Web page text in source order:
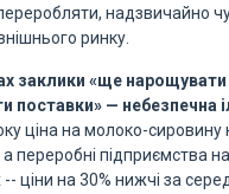
надзвичайно
ринку.
заклики «ще нарощувати
поставки» — небезпечна
ціна на молоко-сировину
а переробні підприємства
ціни на 30% нижчі за